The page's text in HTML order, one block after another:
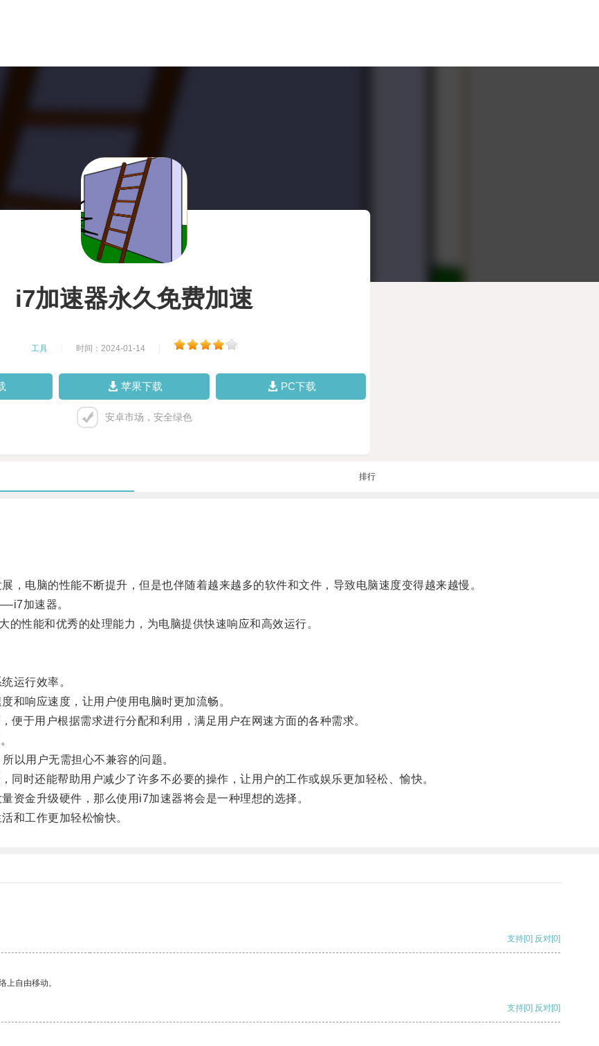
i7加速器永久免费加速
工具 时间：2024-01-14
苹果下载 PC下载
安卓市场，安全绿色
排行
电脑的性能不断提升，但是也伴随着越来越多的软件和文件，导致电脑速度变得越来越慢。
加速器。
性能和优秀的处理能力，为电脑提供快速响应和高效运行。
运行效率。
响应速度，让用户使用电脑时更加流畅。
于用户根据需求进行分配和利用，满足用户在网速方面的各种需求。
用户无需担心不兼容的问题。
时还能帮助用户减少了许多不必要的操作，让用户的工作或娱乐更加轻松、愉快。
金升级硬件，那么使用i7加速器将会是一种理想的选择。
和工作更加轻松愉快。
支持[0] 反对[0]
上自由移动。
支持[0] 反对[0]